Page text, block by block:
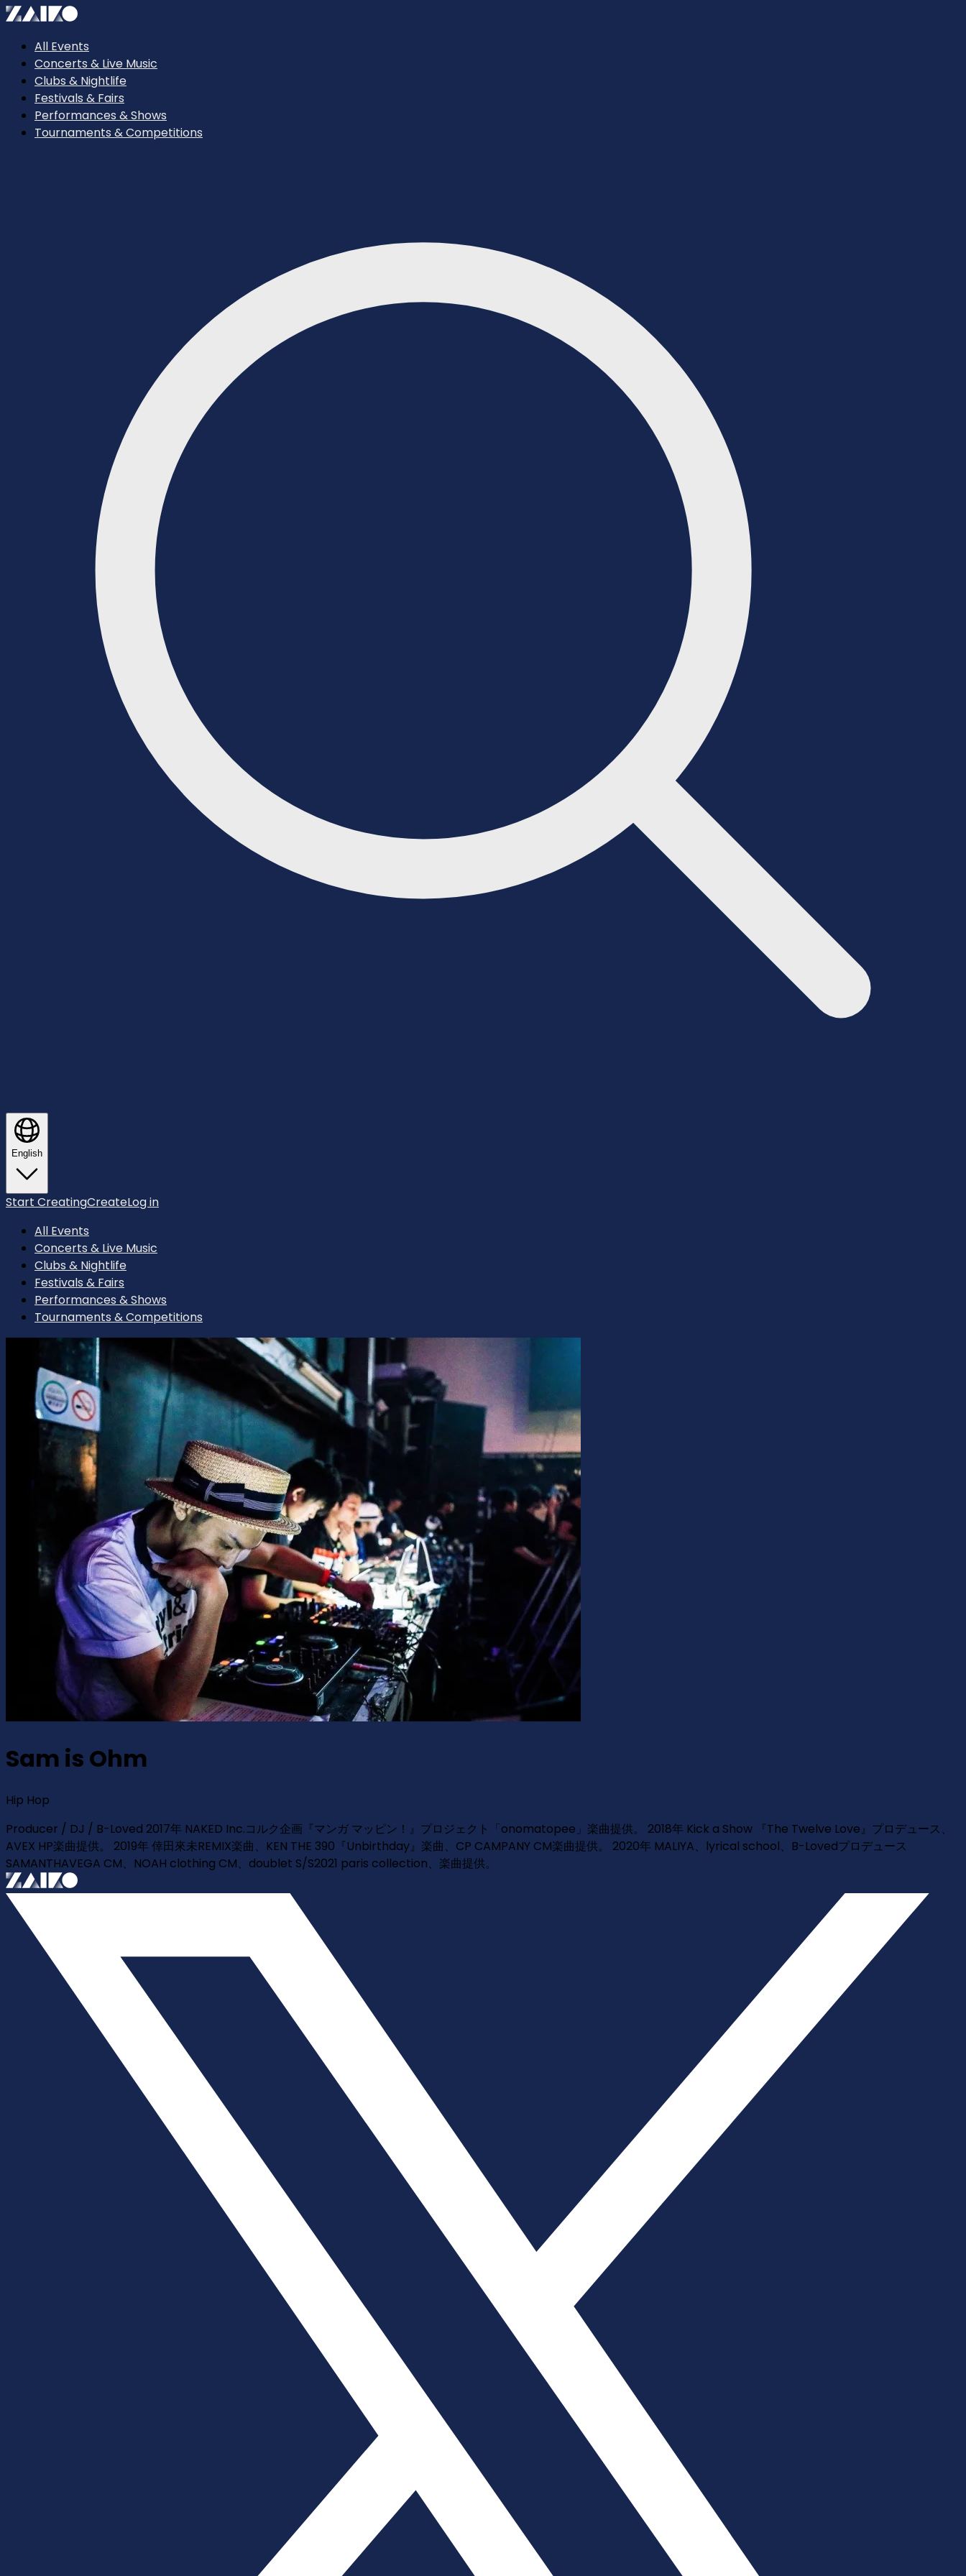
All Events
Concerts & Live Music
Clubs & Nightlife
Festivals & Fairs
Performances & Shows
Tournaments & Competitions
English
Start CreatingCreateLog in
All Events
Concerts & Live Music
Clubs & Nightlife
Festivals & Fairs
Performances & Shows
Tournaments & Competitions
Sam is Ohm
Hip Hop
Producer / DJ / B-Loved 2017年 NAKED Inc.コルク企画『マンガ マッピン！』プロジェクト「onomatopee」楽曲提供。 2018年 Kick a Show 『The Twelve Love』プロデュース、
AVEX HP楽曲提供。 2019年 倖田來未REMIX楽曲、KEN THE 390『Unbirthday』楽曲、CP CAMPANY CM楽曲提供。 2020年 MALIYA、lyrical school、B-Lovedプロデュース
SAMANTHAVEGA CM、NOAH clothing CM、doublet S/S2021 paris collection、楽曲提供。